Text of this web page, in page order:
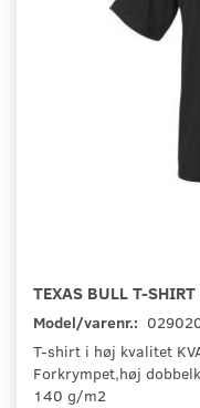
TEXAS BULL T-
Model/varenr.:
T-shirt i høj kvalitet
Forkrympet,høj
140 g/m2